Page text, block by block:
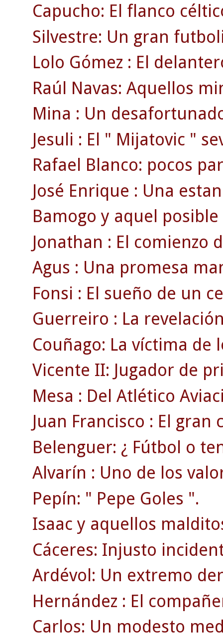
Capucho: El flanco
Silvestre: Un gran
Lolo Gómez : El
Raúl Navas: Aquellos
Mina : Un
Jesuli : El " Mijatovic "
Rafael Blanco: pocos
José Enrique : Una
Bamogo y aquel
Jonathan : El comienzo
Agus : Una promesa
Fonsi : El sueño de un
Guerreiro : La
Couñago: La víctima de
Vicente II: Jugador de
Mesa : Del Atlético
Juan Francisco : El
Belenguer: ¿ Fútbol o
Alvarín : Uno de los
Pepín: " Pepe Goles ".
Isaac y aquellos
Cáceres: Injusto
Ardévol: Un extremo
Hernández : El
Carlos: Un modesto